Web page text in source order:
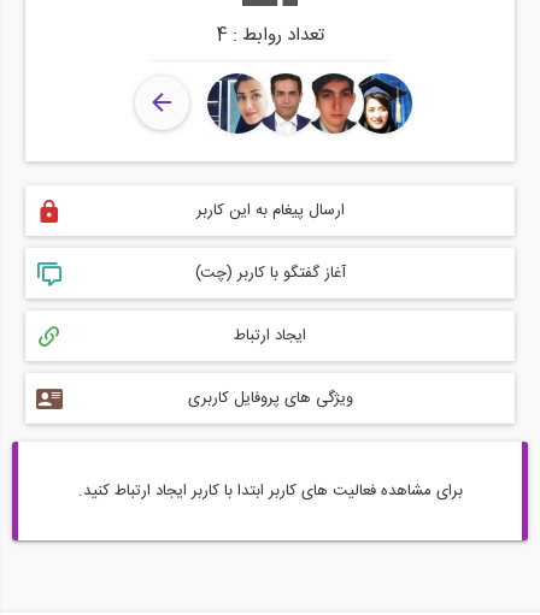
تعداد روابط : 4
ارسال پیغام به این کاربر
آغاز گفتگو با کاربر (چت)
ایجاد ارتباط
ویژگی های پروفایل کاربری
برای مشاهده فعالیت های کاربر ابتدا با کاربر ایجاد ارتباط کنید.